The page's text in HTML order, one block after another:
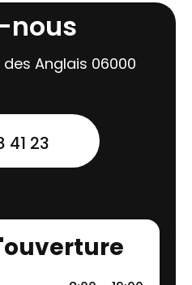
nous
Anglais 06000
41 23